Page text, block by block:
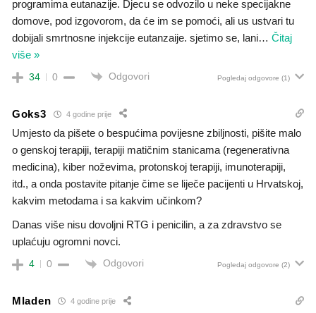
programima eutanazije. Djecu se odvozilo u neke specijakne
domove, pod izgovorom, da će im se pomoći, ali us ustvari tu
dobijali smrtnosne injekcije eutanzaije. sjetimo se, lani… Čitaj
više »
34 0 Odgovori Pogledaj odgovore (1)
Goks3 4 godine prije
Umjesto da pišete o bespućima povijesne zbiljnosti, pišite malo
o genskoj terapiji, terapiji matičnim stanicama (regenerativna
medicina), kiber noževima, protonskoj terapiji, imunoterapiji,
itd., a onda postavite pitanje čime se liječe pacijenti u Hrvatskoj,
kakvim metodama i sa kakvim učinkom?
Danas više nisu dovoljni RTG i penicilin, a za zdravstvo se
uplaćuju ogromni novci.
4 0 Odgovori Pogledaj odgovore (2)
Mladen 4 godine prije